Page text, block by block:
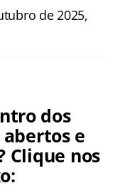
de 2025,
dos
e
Clique nos